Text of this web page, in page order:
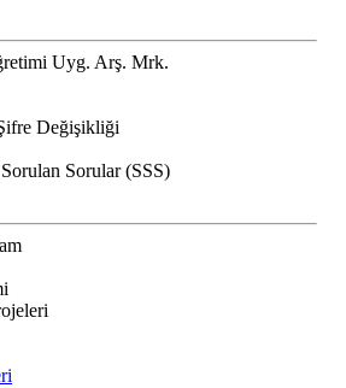
Uyg. Arş. Mrk.
Değişikliği
Sorular (SSS)